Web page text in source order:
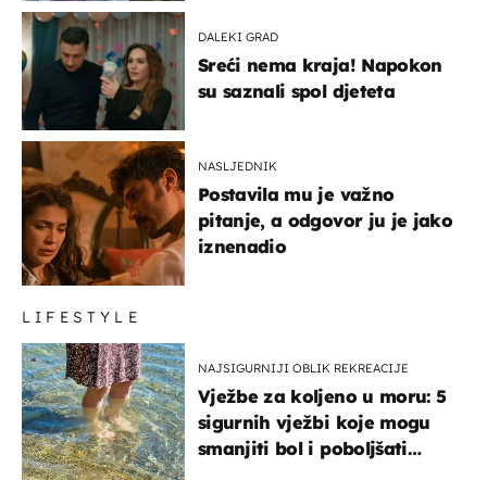
DALEKI GRAD
Sreći nema kraja! Napokon
su saznali spol djeteta
NASLJEDNIK
Postavila mu je važno
pitanje, a odgovor ju je jako
iznenadio
LIFESTYLE
NAJSIGURNIJI OBLIK REKREACIJE
Vježbe za koljeno u moru: 5
sigurnih vježbi koje mogu
smanjiti bol i poboljšati